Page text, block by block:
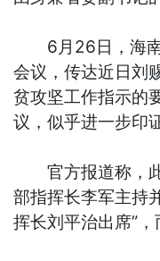
6月26日，海南
会议，传达近日刘
贫攻坚工作指示的
议，似乎进一步印
官方报道称，此
部指挥长李军主持
挥长刘平治出席”，